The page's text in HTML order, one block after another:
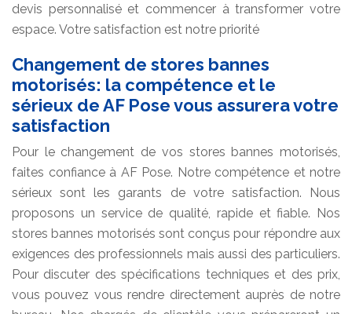
devis personnalisé et commencer à transformer votre
espace. Votre satisfaction est notre priorité
Changement de stores bannes
motorisés: la compétence et le
sérieux de AF Pose vous assurera votre
satisfaction
Pour le changement de vos stores bannes motorisés,
faites confiance à AF Pose. Notre compétence et notre
sérieux sont les garants de votre satisfaction. Nous
proposons un service de qualité, rapide et fiable. Nos
stores bannes motorisés sont conçus pour répondre aux
exigences des professionnels mais aussi des particuliers.
Pour discuter des spécifications techniques et des prix,
vous pouvez vous rendre directement auprès de notre